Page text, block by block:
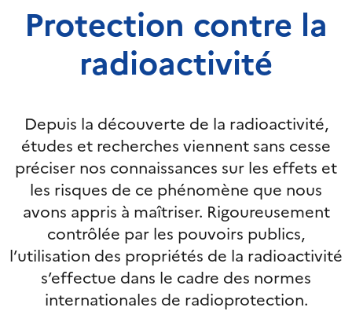
Protection contre la
radioactivité
Depuis la découverte de la radioactivité,
études et recherches viennent sans cesse
préciser nos connaissances sur les effets et
les risques de ce phénomène que nous
avons appris à maîtriser. Rigoureusement
contrôlée par les pouvoirs publics,
l’utilisation des propriétés de la radioactivité
s’effectue dans le cadre des normes
internationales de radioprotection.